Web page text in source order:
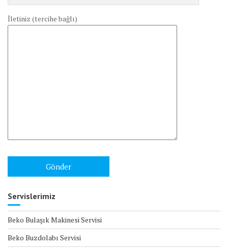
İletiniz (tercihe bağlı)
Servislerimiz
Beko Bulaşık Makinesi Servisi
Beko Buzdolabı Servisi